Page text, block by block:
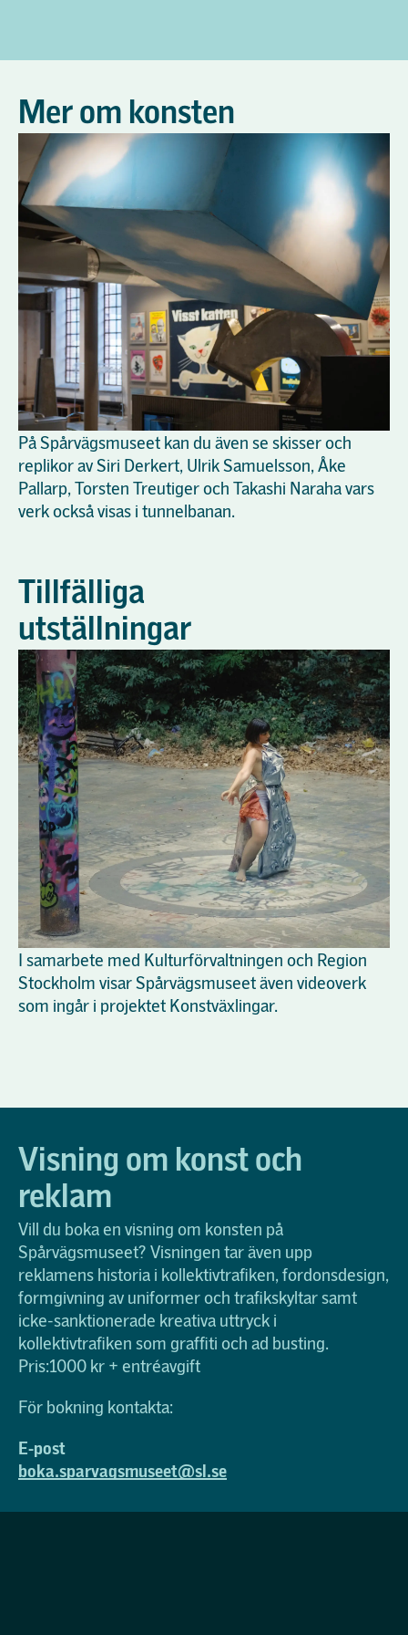
Mer om konsten
På Spårvägsmuseet kan du även se skisser och
replikor av Siri Derkert, Ulrik Samuelsson, Åke
Pallarp, Torsten Treutiger och Takashi Naraha vars
verk också visas i tunnelbanan.
Tillfälliga
utställningar
I samarbete med Kulturförvaltningen och Region
Stockholm visar Spårvägsmuseet även videoverk
som ingår i projektet Konstväxlingar.
Visning om konst och
reklam
Vill du boka en visning om konsten på
Spårvägsmuseet? Visningen tar även upp
reklamens historia i kollektivtrafiken, fordonsdesign,
formgivning av uniformer och trafikskyltar samt
icke-sanktionerade kreativa uttryck i
kollektivtrafiken som graffiti och ad busting.
Pris:1000 kr + entréavgift
För bokning kontakta:
E-post
boka.sparvagsmuseet@sl.se